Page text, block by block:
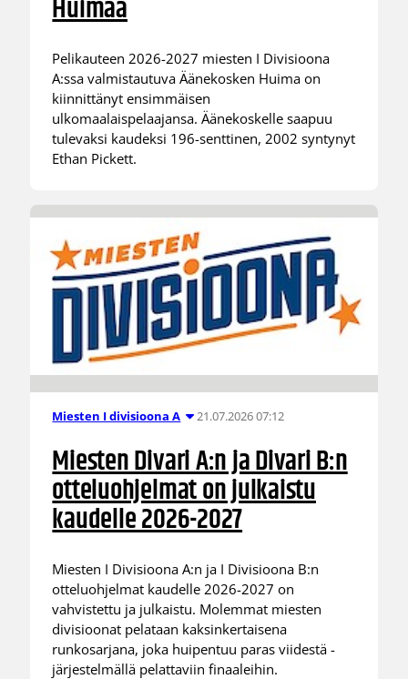
Huimaa
Pelikauteen 2026-2027 miesten I Divisioona
A:ssa valmistautuva Äänekosken Huima on
kiinnittänyt ensimmäisen
ulkomaalaispelaajansa. Äänekoskelle saapuu
tulevaksi kaudeksi 196-senttinen, 2002 syntynyt
Ethan Pickett.
Miesten I divisioona A 21.07.2026 07:12
Miesten Divari A:n ja Divari B:n
otteluohjelmat on julkaistu
kaudelle 2026-2027
Miesten I Divisioona A:n ja I Divisioona B:n
otteluohjelmat kaudelle 2026-2027 on
vahvistettu ja julkaistu. Molemmat miesten
divisioonat pelataan kaksinkertaisena
runkosarjana, joka huipentuu paras viidestä -
järjestelmällä pelattaviin finaaleihin.